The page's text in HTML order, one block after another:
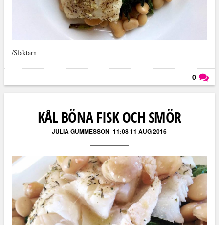
/Slaktarn
0
KÅL BÖNA FISK OCH SMÖR
JULIA GUMMESSON 11:08 11 AUG 2016